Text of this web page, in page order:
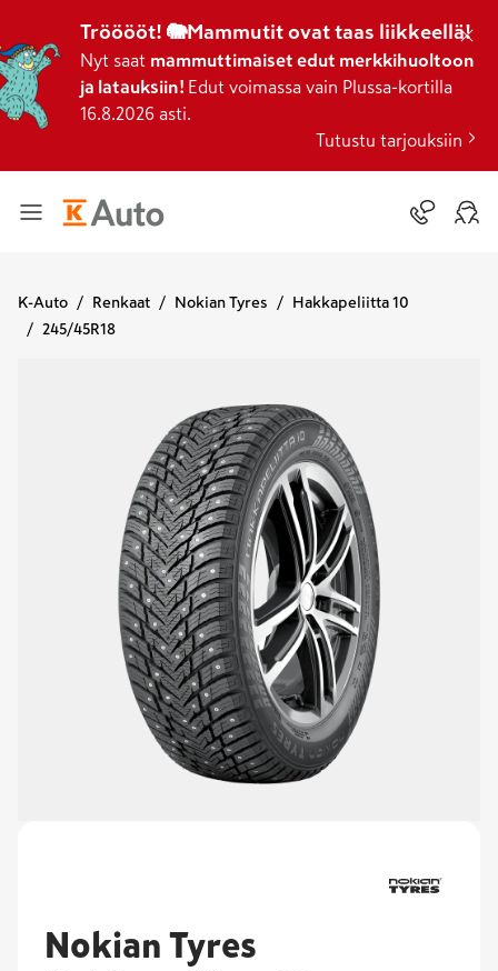
Trööööt! 🐘Mammutit ovat taas liikkeellä!
Nyt saat mammuttimaiset edut merkkihuoltoon
ja latauksiin! Edut voimassa vain Plussa-kortilla
16.8.2026 asti.
Tutustu tarjouksiin
K-Auto Renkaat Nokian Tyres
Hakkapeliitta 10
245/45R18
Nokian Tyres